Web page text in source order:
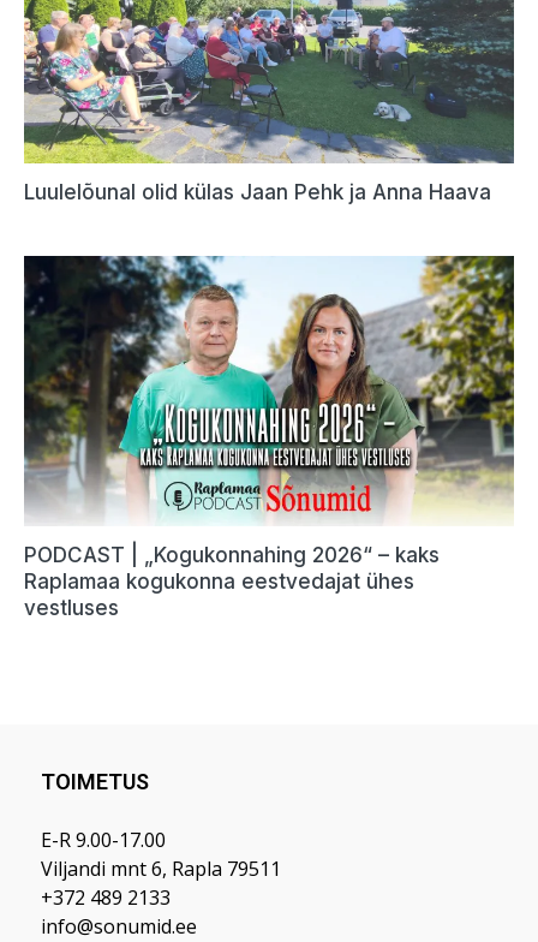
TOIMETUS
E-R 9.00-17.00
Viljandi mnt 6, Rapla 79511
+372 489 2133
info@sonumid.ee